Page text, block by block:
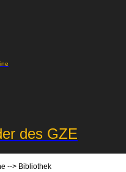
des GZE
--> Bibliothek